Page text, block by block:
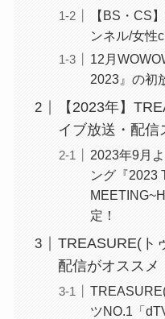
【BS・CS
ンネル/女性
12月
2023』の初
【2023年】
イブ放送・配信
2023年9月
ング『2023
定！
TREASURE(ト
配信がオススメ
ツNO.1「